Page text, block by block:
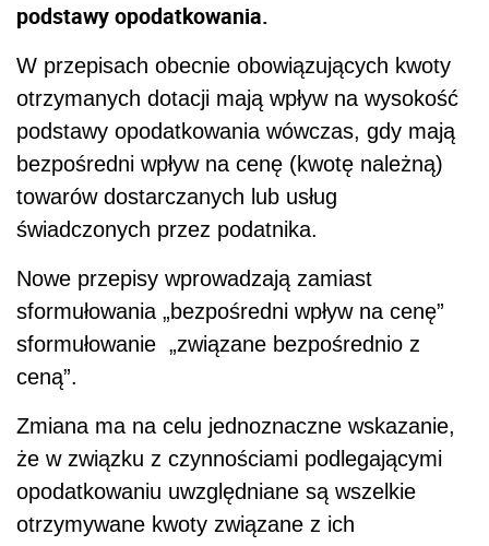
podstawy opodatkowania.
W przepisach obecnie obowiązujących kwoty
otrzymanych dotacji mają wpływ na wysokość
podstawy opodatkowania wówczas, gdy mają
bezpośredni wpływ na cenę (kwotę należną)
towarów dostarczanych lub usług
świadczonych przez podatnika.
Nowe przepisy wprowadzają zamiast
sformułowania „bezpośredni wpływ na cenę”
sformułowanie „związane bezpośrednio z
ceną”.
Zmiana ma na celu jednoznaczne wskazanie,
że w związku z czynnościami podlegającymi
opodatkowaniu uwzględniane są wszelkie
otrzymywane kwoty związane z ich